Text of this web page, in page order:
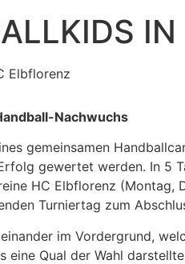
IN
Elbflorenz
Nachwuchs
gemeinsamen
gewertet werden. In 5
HC Elbflorenz
Turniertag zum
im Vordergrund,
Qual der Wahl